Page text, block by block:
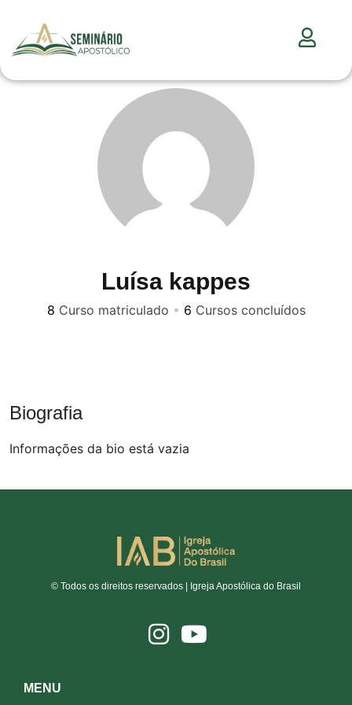
Luísa kappes
8 Curso matriculado • 6 Cursos concluídos
Biografia
Informações da bio está vazia
© Todos os direitos reservados | Igreja Apostólica do Brasil
MENU